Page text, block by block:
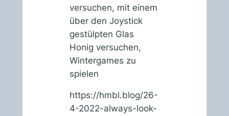
versuchen, mit einem
über den Joystick
gestülpten Glas
Honig versuchen,
Wintergames zu
spielen
https://hmbl.blog/26-
4-2022-always-look-